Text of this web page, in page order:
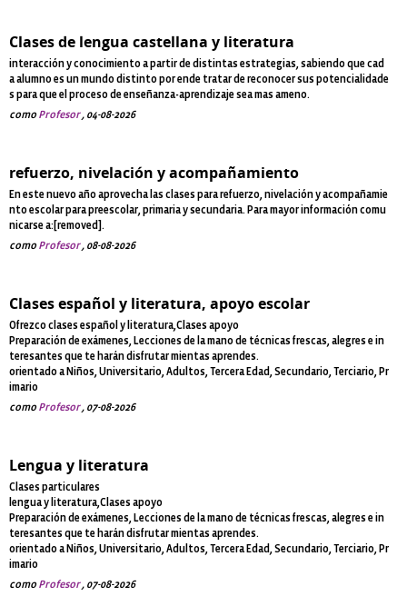
Clases de lengua castellana y literatura
interacción y conocimiento a partir de distintas estrategias, sabiendo que cad
a alumno es un mundo distinto por ende tratar de reconocer sus potencialidade
s para que el proceso de enseñanza-aprendizaje sea mas ameno.
comoProfesor, 04-08-2026
refuerzo, nivelación y acompañamiento
En este nuevo año aprovecha las clases para refuerzo, nivelación y acompañamie
nto escolar para preescolar, primaria y secundaria. Para mayor información comu
nicarse a:[removed].
comoProfesor, 08-08-2026
Clases español y literatura, apoyo escolar
Ofrezco clases español y literatura,Clases apoyo
Preparación de exámenes, Lecciones de la mano de técnicas frescas, alegres e in
teresantes que te harán disfrutar mientas aprendes.
orientado a Niños, Universitario, Adultos, Tercera Edad, Secundario, Terciario, Pr
imario
comoProfesor, 07-08-2026
Lengua y literatura
Clases particulares
lengua y literatura,Clases apoyo
Preparación de exámenes, Lecciones de la mano de técnicas frescas, alegres e in
teresantes que te harán disfrutar mientas aprendes.
orientado a Niños, Universitario, Adultos, Tercera Edad, Secundario, Terciario, Pr
imario
comoProfesor, 07-08-2026